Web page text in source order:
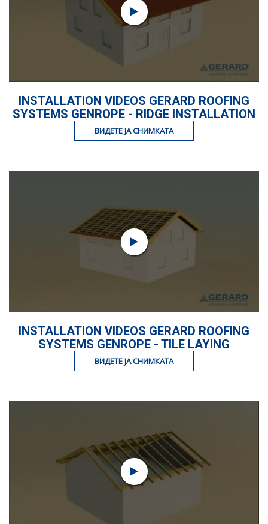
INSTALLATION VIDEOS GERARD ROOFING
SYSTEMS GENROPE - RIDGE INSTALLATION
ВИДЕТЕ ЈА СНИМКАТА
INSTALLATION VIDEOS GERARD ROOFING
SYSTEMS GENROPE - TILE LAYING
ВИДЕТЕ ЈА СНИМКАТА